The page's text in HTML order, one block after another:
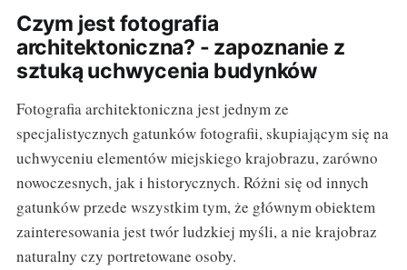
Czym jest fotografia
architektoniczna? - zapoznanie z
sztuką uchwycenia budynków
Fotografia architektoniczna jest jednym ze
specjalistycznych gatunków fotografii, skupiającym się na
uchwyceniu elementów miejskiego krajobrazu, zarówno
nowoczesnych, jak i historycznych. Różni się od innych
gatunków przede wszystkim tym, że głównym obiektem
zainteresowania jest twór ludzkiej myśli, a nie krajobraz
naturalny czy portretowane osoby.